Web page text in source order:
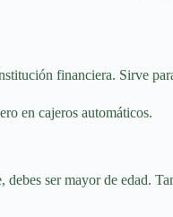
financiera. Sirve
en cajeros automáticos.
ser mayor de edad.